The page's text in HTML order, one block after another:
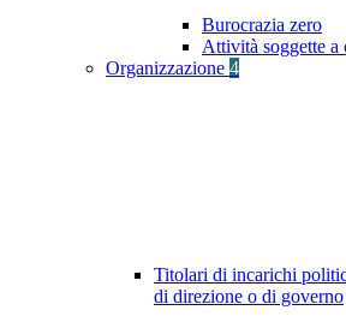
Burocrazia zero
Attività soggette a
Organizzazione 4
Titolari di incarichi
di direzione o di governo